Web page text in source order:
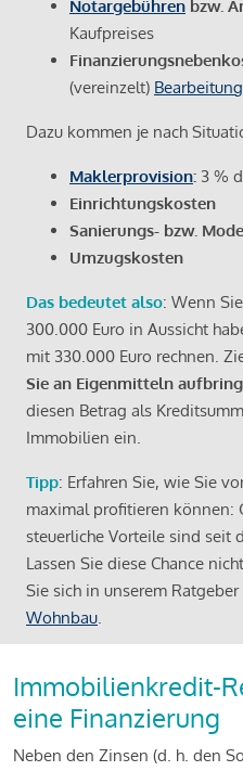
Notargebühren bzw.
Kaufpreises
(vereinzelt)
Dazu kommen je nach
Maklerprovision: 3 %
Einrichtungskosten
Sanierungs- bzw.
Umzugskosten
Das bedeutet also: Wenn
300.000 Euro in Aussicht
mit 330.000 Euro rechnen.
Sie an Eigenmitteln
diesen Betrag als
Immobilien ein.
Tipp: Erfahren Sie, wie Sie
maximal profitieren können:
steuerliche Vorteile sind seit
Lassen Sie diese Chance
Sie sich in unserem Ratgeber
Wohnbau.
Immobilienkredit-
eine Finanzierung
Neben den Zinsen (d. h. den